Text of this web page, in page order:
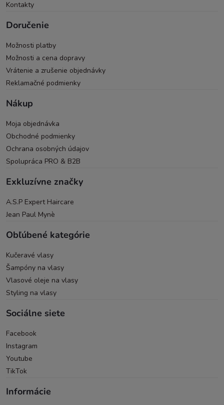
Kontakty
Doručenie
Možnosti platby
Možnosti a cena dopravy
Vrátenie a zrušenie objednávky
Reklamačné podmienky
Nákup
Moja objednávka
Obchodné podmienky
Ochrana osobných údajov
Spolupráca PRO & B2B
Exkluzívne značky
A.S.P Expert Haircare
Jean Paul Mynè
Obľúbené kategórie
Kučeravé vlasy
Šampóny na vlasy
Vlasové oleje na vlasy
Styling na vlasy
Sociálne siete
Facebook
Instagram
Youtube
TikTok
Informácie